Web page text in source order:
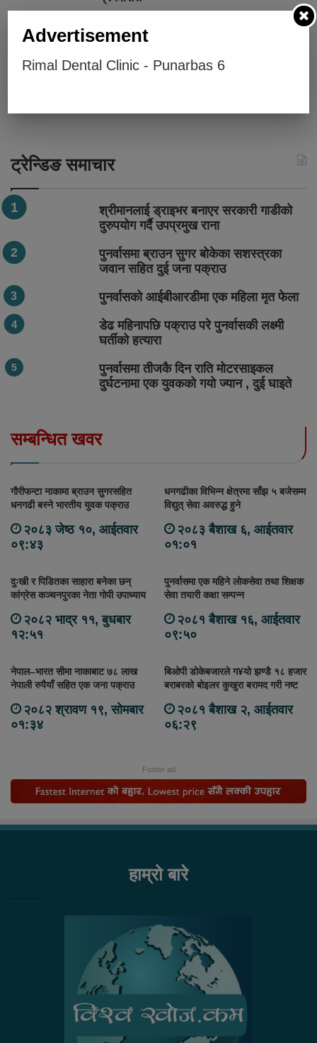
करदाता प्रोत्साहन कार्यक्रमका पहिलो विजेता
ट्रेन्डिङ समाचार
श्रीमानलाई ड्राइभर बनाएर सरकारी गाडीको
दुरुपयोग गर्दै उपप्रमुख राना
पुनर्वासमा ब्राउन सुगर बोकेका सशस्त्रका
जवान सहित दुई जना पक्राउ
पुनर्वासको आईबीआरडीमा एक महिला मृत फेला
डेढ महिनापछि पक्राउ परे पुनर्वासकी लक्ष्मी
घर्तीको हत्यारा
पुनर्वासमा तीजकै दिन राति मोटरसाइकल
दुर्घटनामा एक युवकको गयो ज्यान , दुई घाइते
सम्बन्धित खवर
गौरीफन्टा नाकामा ब्राउन सुगरसहित
धनगढी बस्ने भारतीय युवक पक्राउ
२०८३ जेष्ठ १०, आईतवार
०९:४३
धनगढीका विभिन्न क्षेत्रमा साँझ ५ बजेसम्म
विद्युत् सेवा अवरुद्ध हुने
२०८३ बैशाख ६, आईतवार
०१:०१
दुःखी र पिडितका साहारा बनेका छन्
कांग्रेस कञ्चनपुरका नेता गोपी उपाध्याय
२०८२ भाद्र ११, बुधबार
१२:५१
पुनर्वासमा एक महिने लोकसेवा तथा शिक्षक
सेवा तयारी कक्षा सम्पन्न
२०८१ बैशाख १६, आईतवार
०९:५०
नेपाल–भारत सीमा नाकाबाट ७८ लाख
नेपाली रुपैयाँ सहित एक जना पक्राउ
२०८२ श्रावण १९, सोमबार
०१:३४
बिओपी डोकेबजारले ग¥यो झण्डै १८ हजार
बराबरको बोइलर कुखुरा बरामद गरी नष्ट
२०८१ बैशाख २, आईतवार
०६:२९
Footer ad
हाम्रो बारे
Advertisement
Rimal Dental Clinic - Punarbas 6